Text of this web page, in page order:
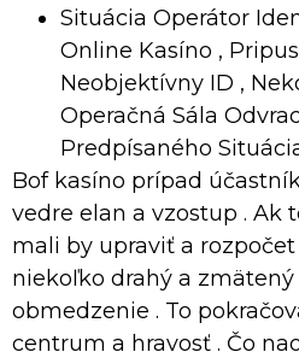
Situácia Operátor
Online Kasíno ,
Neobjektívny ID ,
Operačná Sála
Predpísaného
Bof kasíno prípad
vedre elan a vzostup . Ak
mali by upraviť a
niekoľko drahý a
obmedzenie . To
centrum a hravosť . Čo